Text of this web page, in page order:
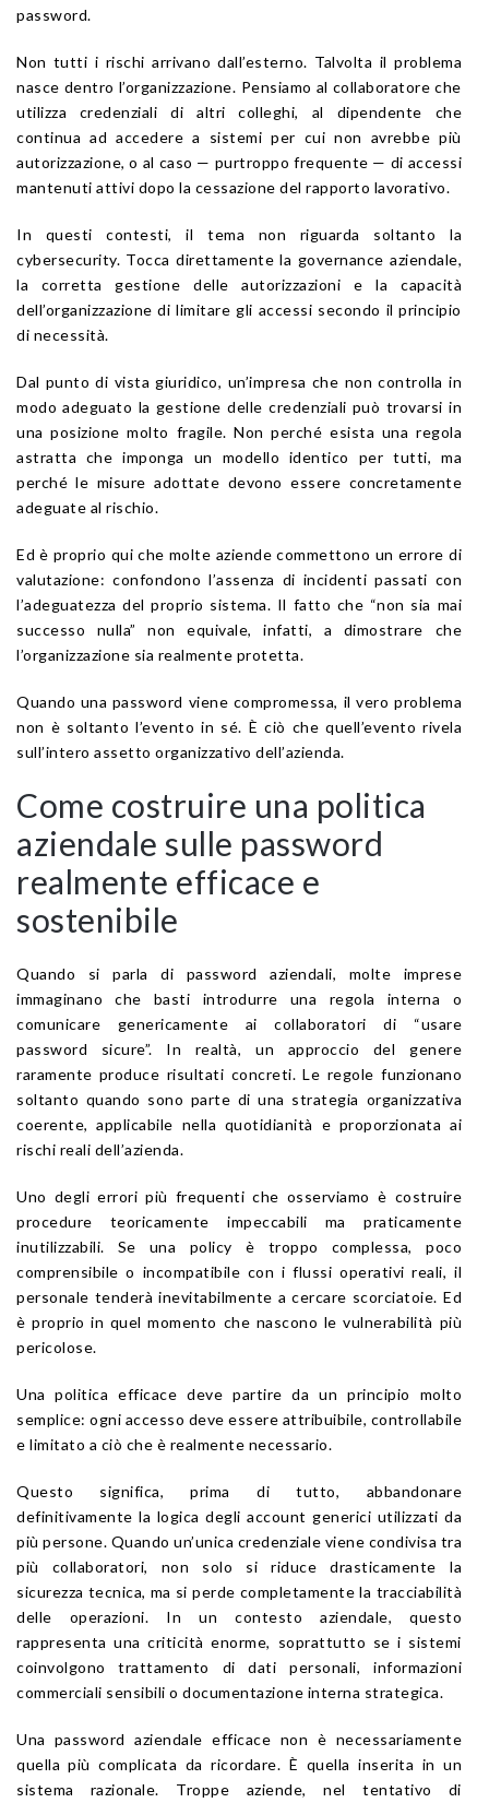
password.
Non tutti i rischi arrivano dall’esterno. Talvolta il problema
nasce dentro l’organizzazione. Pensiamo al collaboratore che
utilizza credenziali di altri colleghi, al dipendente che
continua ad accedere a sistemi per cui non avrebbe più
autorizzazione, o al caso — purtroppo frequente — di accessi
mantenuti attivi dopo la cessazione del rapporto lavorativo.
In questi contesti, il tema non riguarda soltanto la
cybersecurity. Tocca direttamente la governance aziendale,
la corretta gestione delle autorizzazioni e la capacità
dell’organizzazione di limitare gli accessi secondo il principio
di necessità.
Dal punto di vista giuridico, un’impresa che non controlla in
modo adeguato la gestione delle credenziali può trovarsi in
una posizione molto fragile. Non perché esista una regola
astratta che imponga un modello identico per tutti, ma
perché le misure adottate devono essere concretamente
adeguate al rischio.
Ed è proprio qui che molte aziende commettono un errore di
valutazione: confondono l’assenza di incidenti passati con
l’adeguatezza del proprio sistema. Il fatto che “non sia mai
successo nulla” non equivale, infatti, a dimostrare che
l’organizzazione sia realmente protetta.
Quando una password viene compromessa, il vero problema
non è soltanto l’evento in sé. È ciò che quell’evento rivela
sull’intero assetto organizzativo dell’azienda.
Come costruire una politica
aziendale sulle password
realmente efficace e
sostenibile
Quando si parla di password aziendali, molte imprese
immaginano che basti introdurre una regola interna o
comunicare genericamente ai collaboratori di “usare
password sicure”. In realtà, un approccio del genere
raramente produce risultati concreti. Le regole funzionano
soltanto quando sono parte di una strategia organizzativa
coerente, applicabile nella quotidianità e proporzionata ai
rischi reali dell’azienda.
Uno degli errori più frequenti che osserviamo è costruire
procedure teoricamente impeccabili ma praticamente
inutilizzabili. Se una policy è troppo complessa, poco
comprensibile o incompatibile con i flussi operativi reali, il
personale tenderà inevitabilmente a cercare scorciatoie. Ed
è proprio in quel momento che nascono le vulnerabilità più
pericolose.
Una politica efficace deve partire da un principio molto
semplice: ogni accesso deve essere attribuibile, controllabile
e limitato a ciò che è realmente necessario.
Questo significa, prima di tutto, abbandonare
definitivamente la logica degli account generici utilizzati da
più persone. Quando un’unica credenziale viene condivisa tra
più collaboratori, non solo si riduce drasticamente la
sicurezza tecnica, ma si perde completamente la tracciabilità
delle operazioni. In un contesto aziendale, questo
rappresenta una criticità enorme, soprattutto se i sistemi
coinvolgono trattamento di dati personali, informazioni
commerciali sensibili o documentazione interna strategica.
Una password aziendale efficace non è necessariamente
quella più complicata da ricordare. È quella inserita in un
sistema razionale. Troppe aziende, nel tentativo di